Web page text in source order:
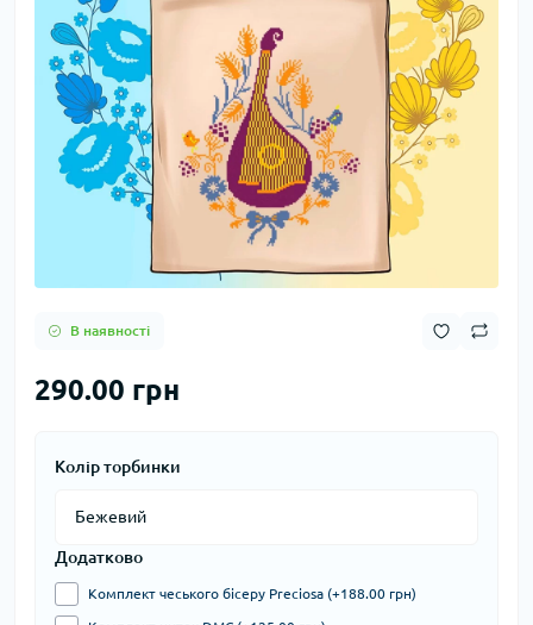
В наявності
290.00 грн
Колір торбинки
Додатково
Комплект чеського бісеру Preciosa (+188.00 грн)